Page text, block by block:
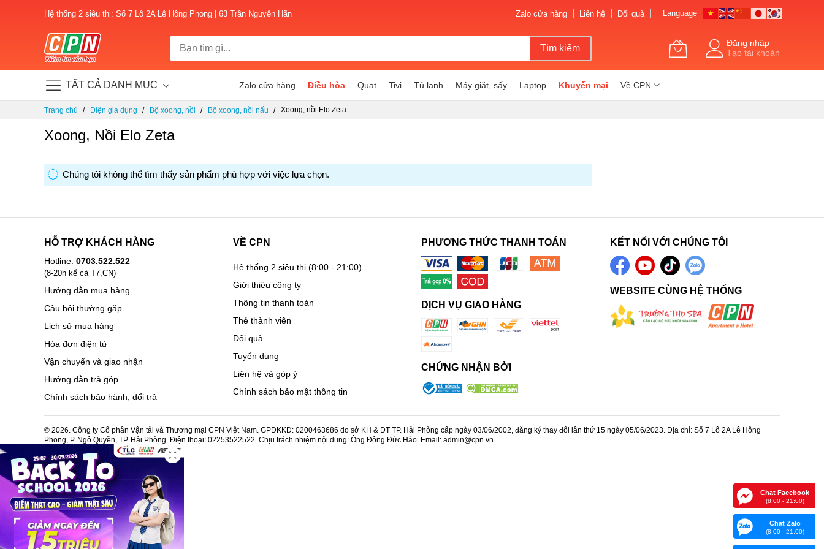
Hệ thống 2 siêu thị: Số 7 Lô 2A Lê Hồng Phong | 63 Trần Nguyên Hãn Zalo cửa hàng Liên hệ Đổi quà Language
TẤT CẢ DANH MỤC
Tìm kiếm
Đăng nhập
Tạo tài khoản
Zalo cửa hàng Điều hòa Quạt Tivi Tủ lạnh Máy giặt, sấy Laptop Khuyến mại Về CPN
Trang chủ Điện gia dụng Bộ xoong, nồi Bộ xoong, nồi nấu Xoong, nồi Elo Zeta
Xoong, Nồi Elo Zeta
Chúng tôi không thể tìm thấy sản phẩm phù hợp với việc lựa chọn.
HỖ TRỢ KHÁCH HÀNG
Hotline: 0703.522.522
(8-20h kể cả T7,CN)
Hướng dẫn mua hàng
Câu hỏi thường gặp
Lịch sử mua hàng
Hóa đơn điện tử
Vận chuyển và giao nhận
Hướng dẫn trả góp
Chính sách bảo hành, đổi trả
VỀ CPN
Hệ thống 2 siêu thị(8:00 - 21:00)
Giới thiệu công ty
Thông tin thanh toán
Thẻ thành viên
Đổi quà
Tuyển dụng
Liên hệ và góp ý
Chính sách bảo mật thông tin
PHƯƠNG THỨC THANH TOÁN
DỊCH VỤ GIAO HÀNG
CHỨNG NHẬN BỞI
KẾT NỐI VỚI CHÚNG TÔI
WEBSITE CÙNG HỆ THỐNG
© 2026. Công ty Cổ phần Vận tải và Thương mại CPN Việt Nam. GPDKKD: 0200463686 do sở KH & ĐT TP. Hải Phòng cấp ngày 03/06/2002, đăng ký thay đổi lần thứ 15 ngày 05/06/2023. Địa chỉ: Số 7 Lô 2A Lê Hồng
Phong, P. Ngô Quyền, TP. Hải Phòng. Điện thoại: 02253522522. Chịu trách nhiệm nội dung: Ông Đồng Đức Hào. Email: admin@cpn.vn
Chat Facebook
(8:00 - 21:00)
Chat Zalo
(8:00 - 21:00)